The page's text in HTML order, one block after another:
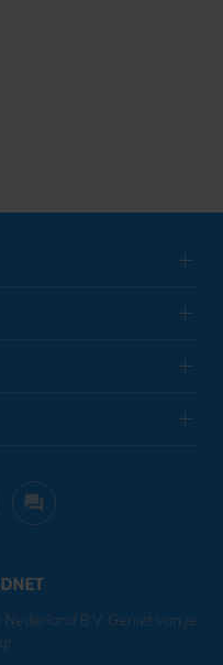
Nederland B.V. Geniet van je